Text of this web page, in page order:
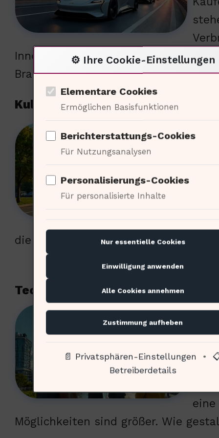
Innovationsgeist. Diese
Branche ; Ich frage: Welche Rolle
Kulturelle Bedeutung der
die gesellschaftlichen Strukturen?
Technologische Innovationen
Möglichkeiten sind größer. Wie
⚙️ Ihre Cookie-Einstellungen
Elementare Cookies
Ermöglichen Basisfunktionen
Berichterstattungs-Cookies
Für Nutzungsanalysen
Personalisierungs-Cookies
Für personalisierte Inhalte
Nur essentielle Cookies
Einwilligung anwenden
Alle Cookies annehmen
Zustimmung aufheben
📄 Privatsphären-Einstellungen •
Betreiberdetails